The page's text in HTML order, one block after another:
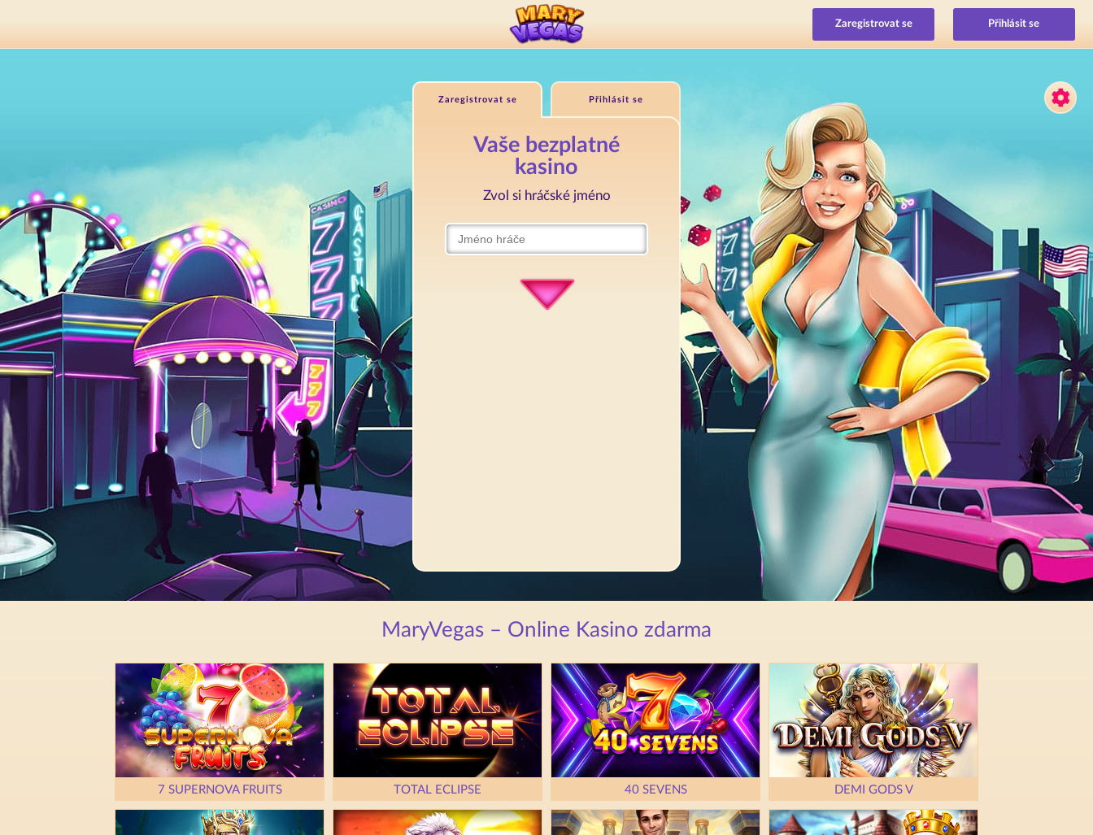
Zaregistrovat se Přihlásit se
Zaregistrovat se Přihlásit se
Vaše bezplatné
kasino
Zvol si hráčské jméno
MaryVegas – Online Kasino zdarma
7 SUPERNOVA FRUITS TOTAL ECLIPSE 40 SEVENS DEMI GODS V